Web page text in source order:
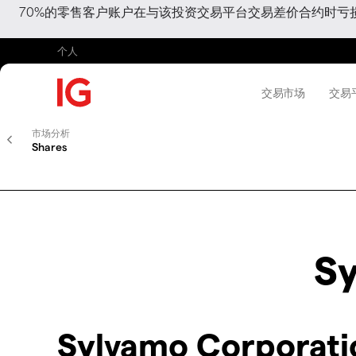
70%的零售客户账户在与该投资交易平台交易差价合约时
个人
交易市场 交易
市场分析
Shares
Sylvamo